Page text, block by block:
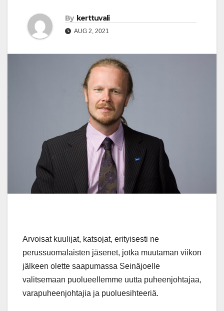
By kerttuvali
AUG 2, 2021
Arvoisat kuulijat, katsojat, erityisesti ne
perussuomalaisten jäsenet, jotka muutaman viikon
jälkeen olette saapumassa Seinäjoelle
valitsemaan puolueellemme uutta puheenjohtajaa,
varapuheenjohtajia ja puoluesihteeriä.